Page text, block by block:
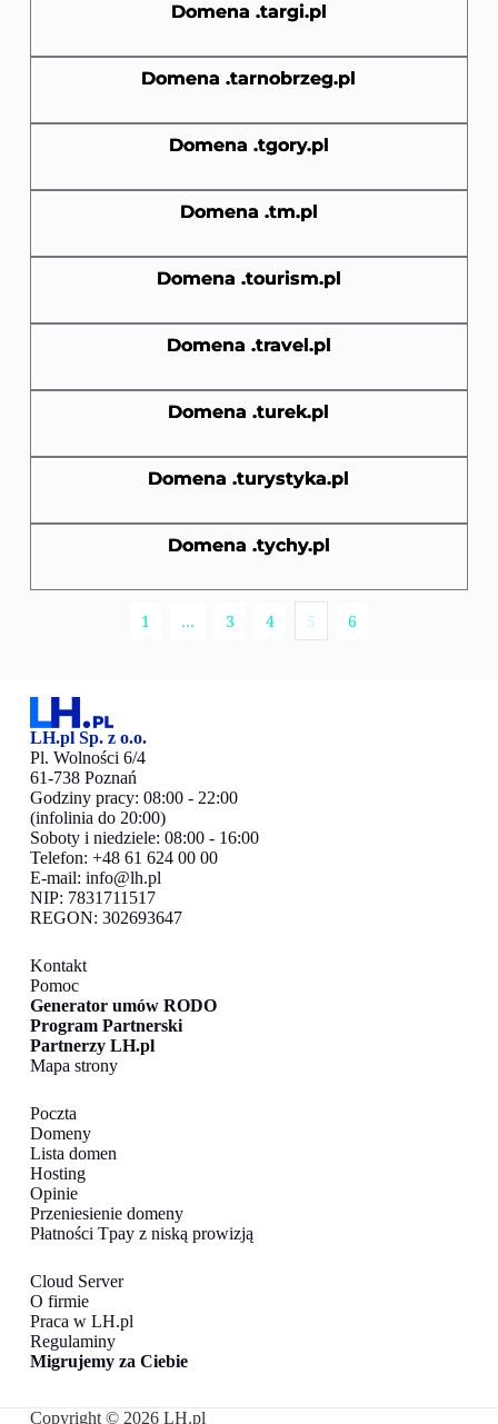
Domena .targi.pl
Domena .tarnobrzeg.pl
Domena .tgory.pl
Domena .tm.pl
Domena .tourism.pl
Domena .travel.pl
Domena .turek.pl
Domena .turystyka.pl
Domena .tychy.pl
1 … 3 4 5 6
LH.pl Sp. z o.o.
Pl. Wolności 6/4
61-738 Poznań
Godziny pracy: 08:00 - 22:00
(infolinia do 20:00)
Soboty i niedziele: 08:00 - 16:00
Telefon: +48 61 624 00 00
E-mail: info@lh.pl
NIP: 7831711517
REGON: 302693647
Kontakt
Pomoc
Generator umów RODO
Program Partnerski
Partnerzy LH.pl
Mapa strony
Poczta
Domeny
Lista domen
Hosting
Opinie
Przeniesienie domeny
Płatności Tpay z niską prowizją
Cloud Server
O firmie
Praca w LH.pl
Regulaminy
Migrujemy za Ciebie
Copyright © 2026 LH.pl